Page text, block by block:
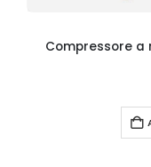
Compressore a